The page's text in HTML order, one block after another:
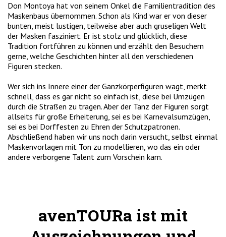
Don Montoya hat von seinem Onkel die Familientradition des
Maskenbaus übernommen. Schon als Kind war er von dieser
bunten, meist lustigen, teilweise aber auch gruseligen Welt
der Masken fasziniert. Er ist stolz und glücklich, diese
Tradition fortführen zu können und erzählt den Besuchern
gerne, welche Geschichten hinter all den verschiedenen
Figuren stecken.
Wer sich ins Innere einer der Ganzkörperfiguren wagt, merkt
schnell, dass es gar nicht so einfach ist, diese bei Umzügen
durch die Straßen zu tragen. Aber der Tanz der Figuren sorgt
allseits für große Erheiterung, sei es bei Karnevalsumzügen,
sei es bei Dorffesten zu Ehren der Schutzpatronen.
Abschließend haben wir uns noch darin versucht, selbst einmal
Maskenvorlagen mit Ton zu modellieren, wo das ein oder
andere verborgene Talent zum Vorschein kam.
avenTOURa ist mit